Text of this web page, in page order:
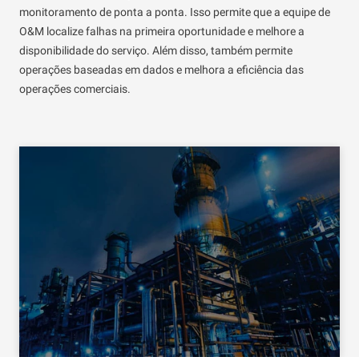
monitoramento de ponta a ponta. Isso permite que a equipe de
O&M localize falhas na primeira oportunidade e melhore a
disponibilidade do serviço. Além disso, também permite
operações baseadas em dados e melhora a eficiência das
operações comerciais.